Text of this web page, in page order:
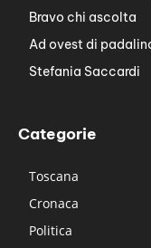
Bravo chi ascolta
Ad ovest di
Stefania Saccardi
Categorie
Toscana
Cronaca
Politica